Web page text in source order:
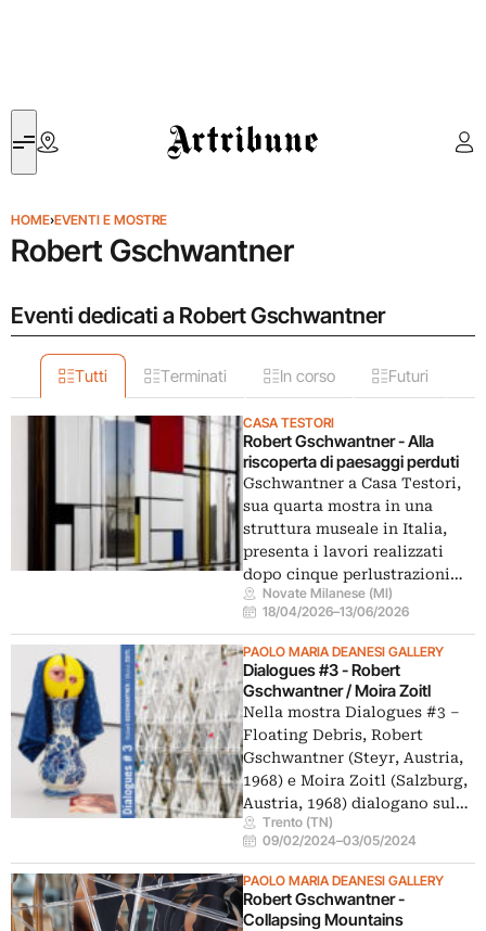
Artribune
HOME›EVENTI E MOSTRE
Robert Gschwantner
Eventi dedicati a Robert Gschwantner
Tutti Terminati In corso Futuri
CASA TESTORI
Robert Gschwantner - Alla
riscoperta di paesaggi perduti
Gschwantner a Casa Testori,
sua quarta mostra in una
struttura museale in Italia,
presenta i lavori realizzati
dopo cinque perlustrazioni…
Novate Milanese (MI)
18/04/2026–13/06/2026
PAOLO MARIA DEANESI GALLERY
Dialogues #3 - Robert
Gschwantner / Moira Zoitl
Nella mostra Dialogues #3 –
Floating Debris, Robert
Gschwantner (Steyr, Austria,
1968) e Moira Zoitl (Salzburg,
Austria, 1968) dialogano sul…
Trento (TN)
09/02/2024–03/05/2024
PAOLO MARIA DEANESI GALLERY
Robert Gschwantner -
Collapsing Mountains